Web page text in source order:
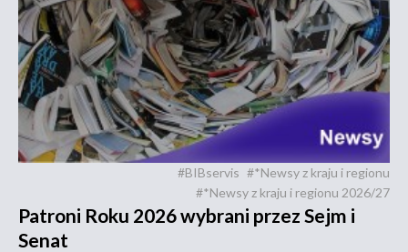
#BIBservis #*Newsy z kraju i regionu
#*Newsy z kraju i regionu 2026/27
Patroni Roku 2026 wybrani przez Sejm i
Senat